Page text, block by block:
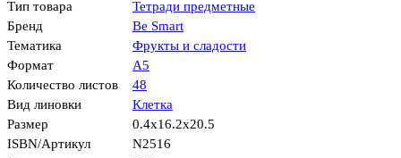
Тип товара
Тетради предметные
Бренд
Be Smart
Тематика
Фрукты и сладости
Формат
А5
Количество листов
48
Вид линовки
Клетка
Размер
0.4x16.2x20.5
ISBN/Артикул
N2516